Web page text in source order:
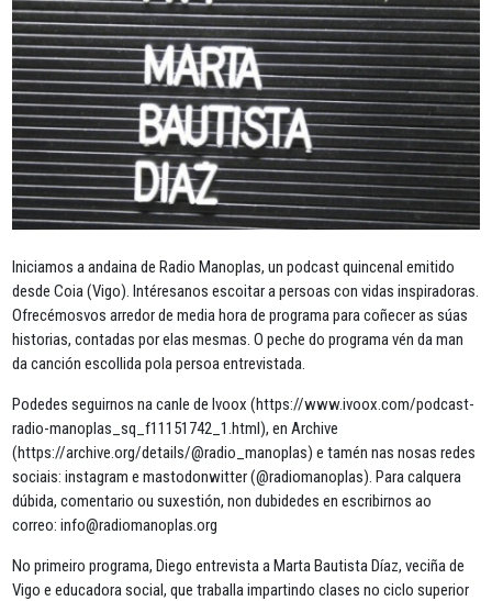
Iniciamos a andaina de Radio Manoplas, un podcast quincenal emitido
desde Coia (Vigo). Intéresanos escoitar a persoas con vidas inspiradoras.
Ofrecémosvos arredor de media hora de programa para coñecer as súas
historias, contadas por elas mesmas. O peche do programa vén da man
da canción escollida pola persoa entrevistada.
Podedes seguirnos na canle de Ivoox (https://www.ivoox.com/podcast-
radio-manoplas_sq_f11151742_1.html), en Archive
(https://archive.org/details/@radio_manoplas) e tamén nas nosas redes
sociais: instagram e mastodonwitter (@radiomanoplas). Para calquera
dúbida, comentario ou suxestión, non dubidedes en escribirnos ao
correo: info@radiomanoplas.org
No primeiro programa, Diego entrevista a Marta Bautista Díaz, veciña de
Vigo e educadora social, que traballa impartindo clases no ciclo superior